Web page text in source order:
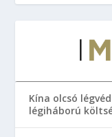
Kína olcsó
légiháború